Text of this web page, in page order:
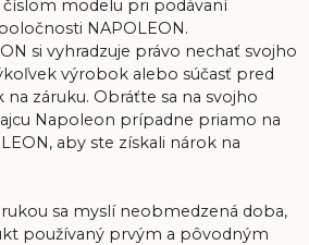
modelu pri podávaní
NAPOLEON.
si vyhradzuje právo nechať svojho
výrobok alebo súčasť pred
záruku. Obráťte sa na svojho
Napoleon prípadne priamo na
aby ste získali nárok na
sa myslí neobmedzená doba,
používaný prvým a pôvodným